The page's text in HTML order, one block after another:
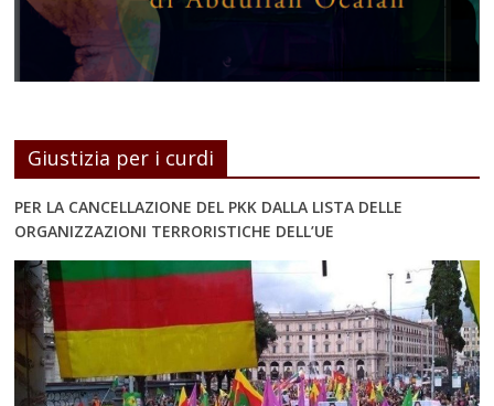
Giustizia per i curdi
PER LA CANCELLAZIONE DEL PKK DALLA LISTA DELLE
ORGANIZZAZIONI TERRORISTICHE DELL’UE